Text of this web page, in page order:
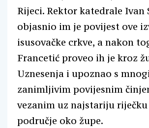
Rijeci. Rektor katedrale Ivan
objasnio im je povijest ove
isusovačke crkve, a nakon
Francetić proveo ih je kroz
Uznesenja i upoznao s
zanimljivim povijesnim
vezanim uz najstariju
područje oko župe.